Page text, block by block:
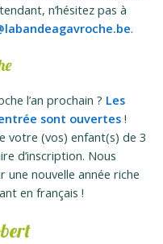
n’hésitez pas à
.
l’an prochain ? Les
sont ouvertes !
votre (vos) enfant(s) de 3
d’inscription. Nous
nouvelle année riche
en français !